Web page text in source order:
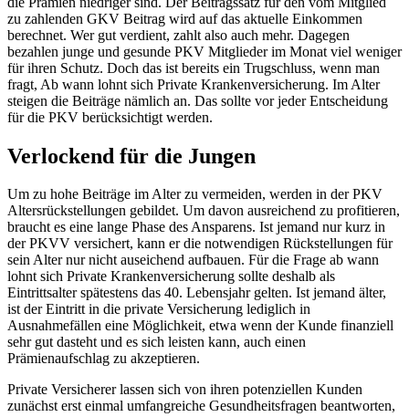
zu zahlenden GKV Beitrag wird auf das aktuelle Einkommen
berechnet. Wer gut verdient, zahlt also auch mehr. Dagegen
bezahlen junge und gesunde PKV Mitglieder im Monat viel weniger
für ihren Schutz. Doch das ist bereits ein Trugschluss, wenn man
fragt, Ab wann lohnt sich Private Krankenversicherung. Im Alter
steigen die Beiträge nämlich an. Das sollte vor jeder Entscheidung
für die PKV berücksichtigt werden.
Verlockend für die Jungen
Um zu hohe Beiträge im Alter zu vermeiden, werden in der PKV
Altersrückstellungen gebildet. Um davon ausreichend zu profitieren,
braucht es eine lange Phase des Ansparens. Ist jemand nur kurz in
der PKVV versichert, kann er die notwendigen Rückstellungen für
sein Alter nur nicht auseichend aufbauen. Für die Frage ab wann
lohnt sich Private Krankenversicherung sollte deshalb als
Eintrittsalter spätestens das 40. Lebensjahr gelten. Ist jemand älter,
ist der Eintritt in die private Versicherung lediglich in
Ausnahmefällen eine Möglichkeit, etwa wenn der Kunde finanziell
sehr gut dasteht und es sich leisten kann, auch einen
Prämienaufschlag zu akzeptieren.
Private Versicherer lassen sich von ihren potenziellen Kunden
zunächst erst einmal umfangreiche Gesundheitsfragen beantworten,